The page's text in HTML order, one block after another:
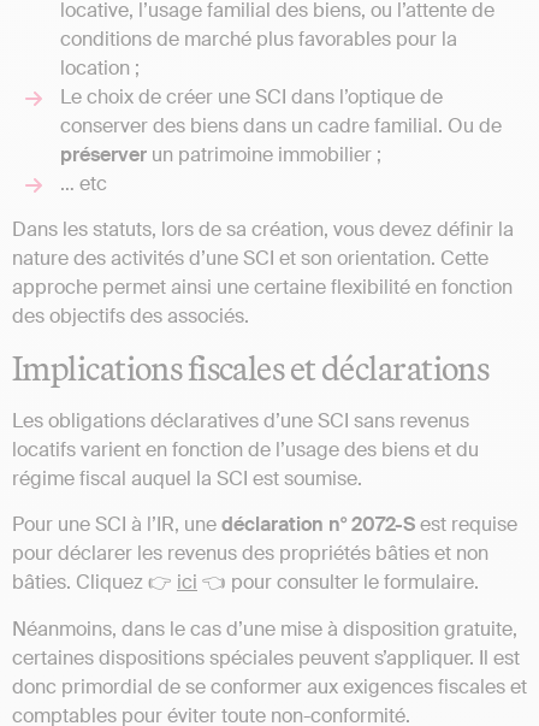
locative, l’usage familial des biens, ou l’attente de
conditions de marché plus favorables pour la
location ;
Le choix de créer une SCI dans l’optique de
conserver des biens dans un cadre familial. Ou de
préserver un patrimoine immobilier ;
… etc
Dans les statuts, lors de sa création, vous devez définir la
nature des activités d’une SCI et son orientation. Cette
approche permet ainsi une certaine flexibilité en fonction
des objectifs des associés​.
Implications fiscales et déclarations
Les obligations déclaratives d’une SCI sans revenus
locatifs varient en fonction de l’usage des biens et du
régime fiscal auquel la SCI est soumise.
Pour une SCI à l’IR, unedéclaration n° 2072-Sest requise
pour déclarer les revenus des propriétés bâties et non
bâties. Cliquez 👉 ici 👈 pour consulter le formulaire.
Néanmoins, dans le cas d’une mise à disposition gratuite,
certaines dispositions spéciales peuvent s’appliquer. Il est
donc primordial de se conformer aux exigences fiscales et
comptables pour éviter toute non-conformité​​.